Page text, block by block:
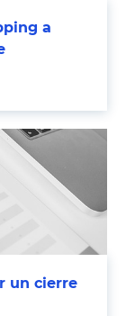
a
un cierre